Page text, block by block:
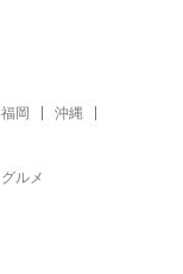
福岡 沖縄
グルメ